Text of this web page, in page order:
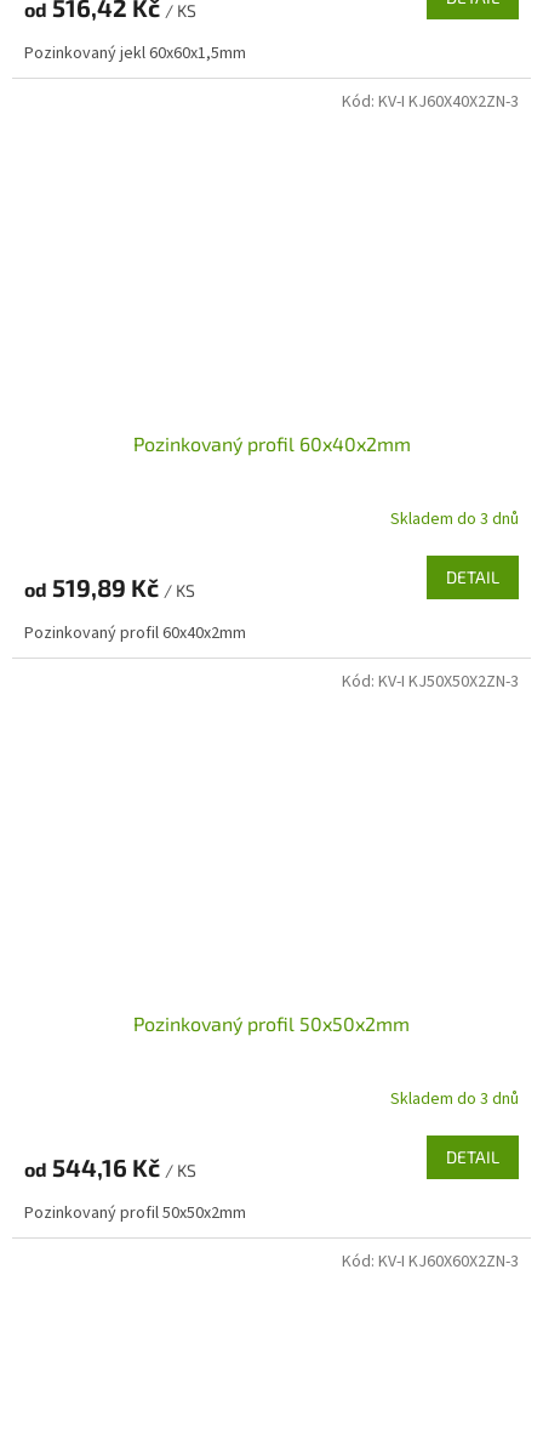
od 516,42 Kč / KS
Pozinkovaný jekl 60x60x1,5mm
Pozinkovaný profil 60x40x2mm
Skladem do 3 dnů
od 519,89 Kč / KS
DETAIL
Pozinkovaný profil 60x40x2mm
Kód: KV-I KJ60X40X2ZN-3
Pozinkovaný profil 50x50x2mm
Skladem do 3 dnů
od 544,16 Kč / KS
DETAIL
Pozinkovaný profil 50x50x2mm
Kód: KV-I KJ50X50X2ZN-3
Kód: KV-I KJ60X60X2ZN-3